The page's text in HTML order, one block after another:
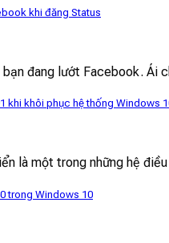
khi đăng Status
đang lướt Facebook. Ái
khi khôi phục hệ thống Windows
là một trong những hệ
trong Windows 10